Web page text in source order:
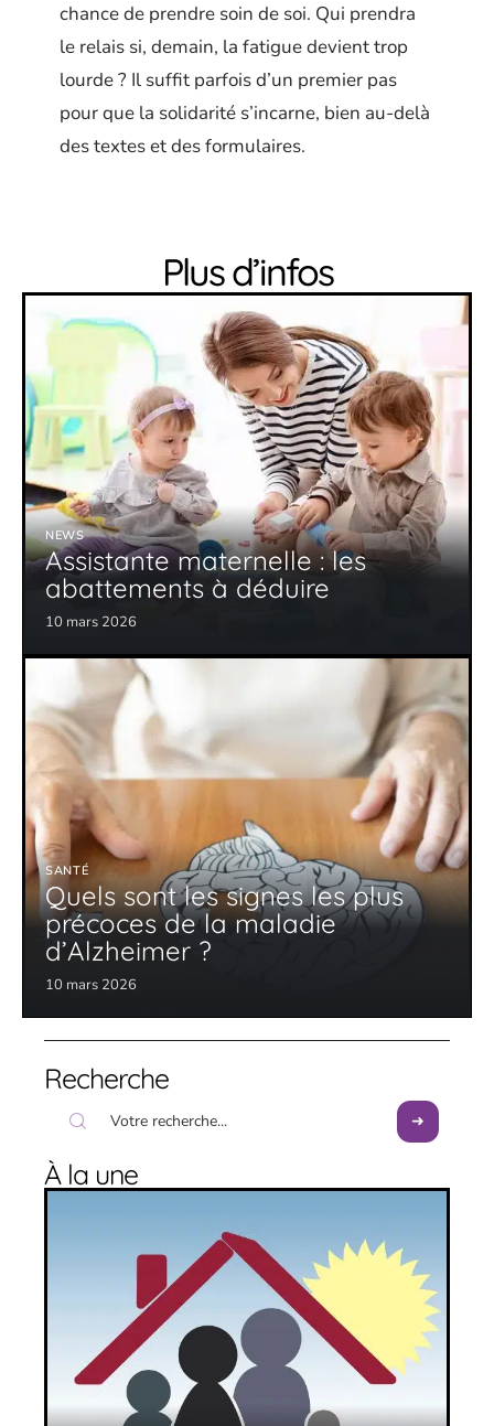
chance de prendre soin de soi. Qui prendra
le relais si, demain, la fatigue devient trop
lourde ? Il suffit parfois d’un premier pas
pour que la solidarité s’incarne, bien au-delà
des textes et des formulaires.
Plus d’infos
NEWS
Assistante maternelle : les
abattements à déduire
10 mars 2026
SANTÉ
Quels sont les signes les plus
précoces de la maladie
d’Alzheimer ?
10 mars 2026
Recherche
À la une